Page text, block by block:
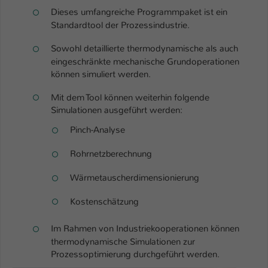
Dieses umfangreiche Programmpaket ist ein
Standardtool der Prozessindustrie.
Sowohl detaillierte thermodynamische als auch
eingeschränkte mechanische Grundoperationen
können simuliert werden.
Mit dem Tool können weiterhin folgende
Simulationen ausgeführt werden:
Pinch-Analyse
Rohrnetzberechnung
Wärmetauscherdimensionierung
Kostenschätzung
Im Rahmen von Industriekooperationen können
thermodynamische Simulationen zur
Prozessoptimierung durchgeführt werden.
generierte ID, für die historische
Speicherung Ihrer vorgenommen
Einstellungen, falls der Webseiten-
Betreiber dies eingestellt hat.
Name fe_typo_user / PHPSESSID
Cookie von TYPO3. Es speichert im Fall
eines Intranet-Logins die Session-ID. So
wiedererkannt werden und es wird ihm
Zugang zu geschützten Bereichen
gewährt.